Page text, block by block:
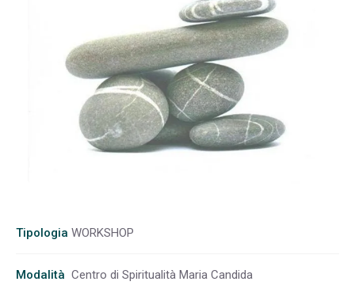
Tipologia WORKSHOP
Modalità Centro di Spiritualità Maria Candida